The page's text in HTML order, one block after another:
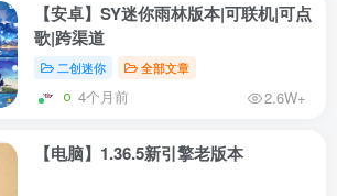
【安卓】SY迷你雨林版本|可联机|可点
歌|跨渠道
二创迷你 全部文章
4个月前 2.6W+
【电脑】1.36.5新引擎老版本